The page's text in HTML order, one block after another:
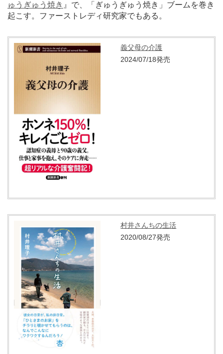
ゅうぎゅう焼き 』で、「ぎゅうぎゅう焼き」ブームを巻き
起こす。ファーストレディ研究家でもある。
義父母の介護
2024/07/18発売
村井さんちの生活
2020/08/27発売